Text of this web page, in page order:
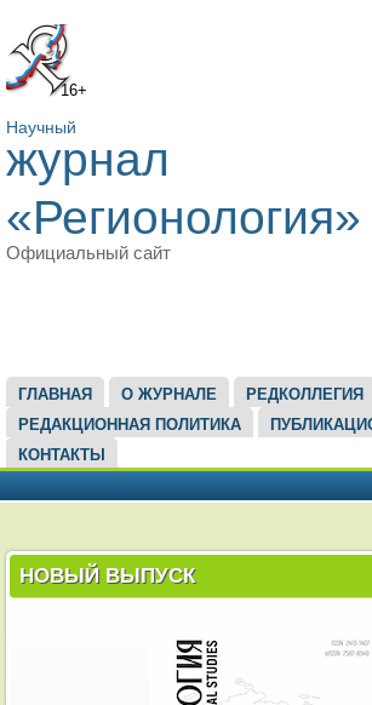
16+
Научный
журнал
«Регионология»
Официальный сайт
ГЛАВНОЕ МЕНЮ
ГЛАВНАЯ О ЖУРНАЛЕ
РЕДКОЛЛЕГИЯ
РЕДАКЦИОННАЯ ПОЛИТИКА
КОНТАКТЫ
НОВЫЙ ВЫПУСК